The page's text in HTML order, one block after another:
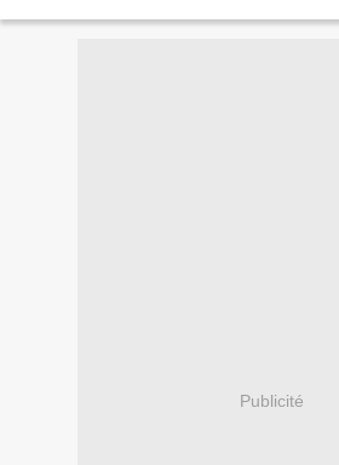
Publicité